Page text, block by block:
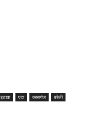
इटावा एटा कासगंज
बरेली